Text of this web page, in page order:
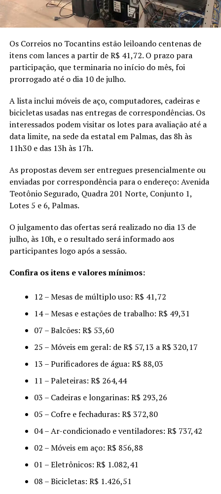
Os Correios no Tocantins estão leiloando centenas de
itens com lances a partir de R$ 41,72. O prazo para
participação, que terminaria no início do mês, foi
prorrogado até o dia 10 de julho.
A lista inclui móveis de aço, computadores, cadeiras e
bicicletas usadas nas entregas de correspondências. Os
interessados podem visitar os lotes para avaliação até a
data limite, na sede da estatal em Palmas, das 8h às
11h30 e das 13h às 17h.
As propostas devem ser entregues presencialmente ou
enviadas por correspondência para o endereço: Avenida
Teotônio Segurado, Quadra 201 Norte, Conjunto 1,
Lotes 5 e 6, Palmas.
O julgamento das ofertas será realizado no dia 13 de
julho, às 10h, e o resultado será informado aos
participantes logo após a sessão.
Confira os itens e valores mínimos:
12 – Mesas de múltiplo uso: R$ 41,72
14 – Mesas e estações de trabalho: R$ 49,31
07 – Balcões: R$ 53,60
25 – Móveis em geral: de R$ 57,13 a R$ 320,17
13 – Purificadores de água: R$ 88,03
11 – Paleteiras: R$ 264,44
03 – Cadeiras e longarinas: R$ 293,26
05 – Cofre e fechaduras: R$ 372,80
04 – Ar-condicionado e ventiladores: R$ 737,42
02 – Móveis em aço: R$ 856,88
01 – Eletrônicos: R$ 1.082,41
08 – Bicicletas: R$ 1.426,51